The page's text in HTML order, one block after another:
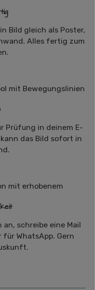
Bild gleich als Poster,
Alles fertig zum
Prüfung in deinem E-
das Bild sofort in
schreibe eine Mail
WhatsApp. Gern